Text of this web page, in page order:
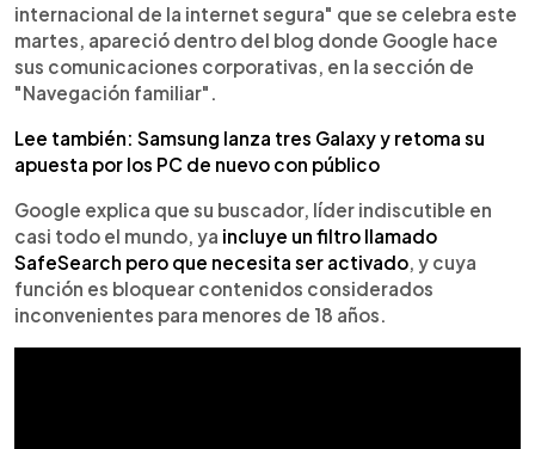
internacional de la internet segura" que se celebra este
martes, apareció dentro del blog donde Google hace
sus comunicaciones corporativas, en la sección de
"Navegación familiar".
Lee también: Samsung lanza tres Galaxy y retoma su
apuesta por los PC de nuevo con público
Google explica que su buscador, líder indiscutible en
casi todo el mundo, ya incluye un filtro llamado
SafeSearch pero que necesita ser activado , y cuya
función es bloquear contenidos considerados
inconvenientes para menores de 18 años.